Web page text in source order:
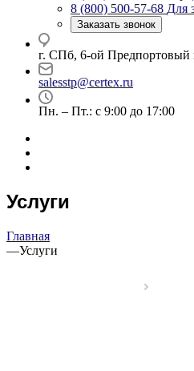
8 (800) 500-57-68 Для
Заказать звонок
г. СПб, 6-ой Предпортовый
salesstp@certex.ru
Пн. – Пт.: с 9:00 до 17:00
Услуги
Главная
—Услуги